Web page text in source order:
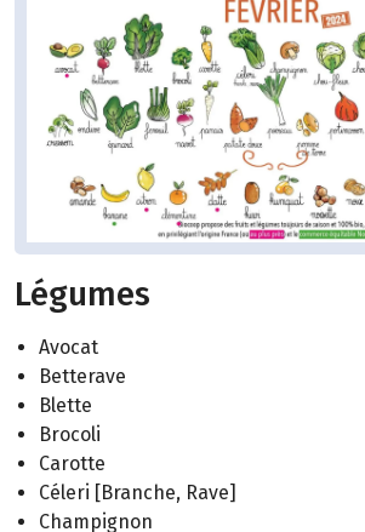
Légumes
Avocat
Betterave
Blette
Brocoli
Carotte
Céleri [Branche, Rave]
Champignon